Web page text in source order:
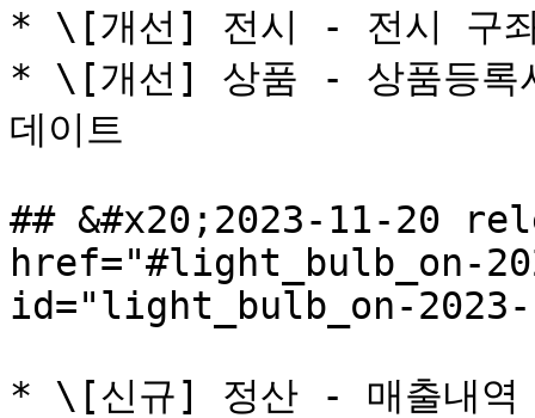
* \[개선] 전시 - 전시 구좌
* \[개선] 상품 - 상품등록
데이트
## &#x20;2023-11-20
href="#light_bulb_on-
id="light_bulb_on-
* \[신규] 정산 - 매출내역